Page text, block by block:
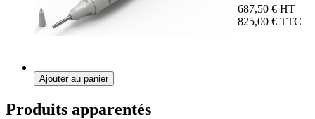
687,50 € HT
825,00 € TTC
Ajouter au panier
Produits apparentés